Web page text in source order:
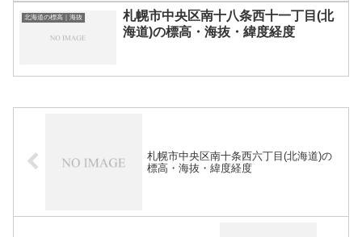
北海道の標高｜海抜
札幌市中央区南十八条西十一丁目(北
海道)の標高・海抜・緯度経度
札幌市中央区南十条西六丁目(北海道)の
標高・海抜・緯度経度